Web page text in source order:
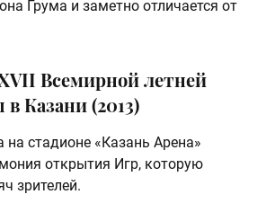
Грума и заметно отличается от
Всемирной летней
Казани (2013)
на стадионе «Казань Арена»
открытия Игр, которую
зрителей.